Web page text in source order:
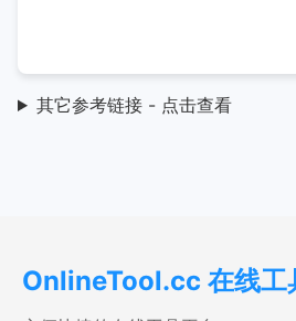
其它参考链接 - 点击查看
OnlineTool.cc 在线工